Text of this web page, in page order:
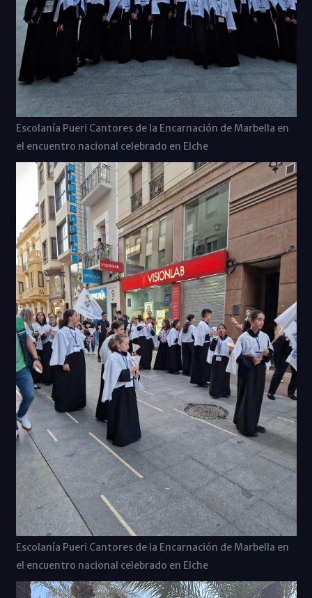
Escolanía Pueri Cantores de la Encarnación de Marbella en
el encuentro nacional celebrado en Elche
Escolanía Pueri Cantores de la Encarnación de Marbella en
el encuentro nacional celebrado en Elche